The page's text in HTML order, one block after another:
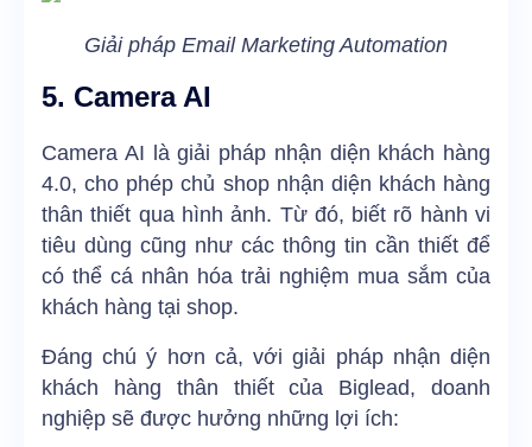
Giải pháp Email Marketing Automation
5. Camera AI
Camera AI là giải pháp nhận diện khách hàng
4.0, cho phép chủ shop nhận diện khách hàng
thân thiết qua hình ảnh. Từ đó, biết rõ hành vi
tiêu dùng cũng như các thông tin cần thiết để
có thể cá nhân hóa trải nghiệm mua sắm của
khách hàng tại shop.
Đáng chú ý hơn cả, với giải pháp nhận diện
khách hàng thân thiết của Biglead, doanh
nghiệp sẽ được hưởng những lợi ích: